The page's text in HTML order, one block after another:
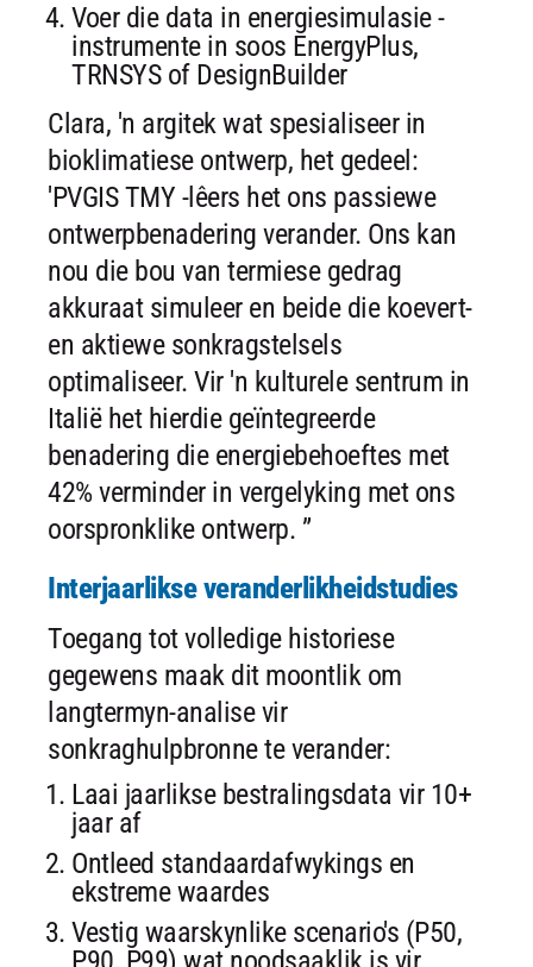
Voer die data in energiesimulasie -
instrumente in soos EnergyPlus,
TRNSYS of DesignBuilder
Clara, 'n argitek wat spesialiseer in
bioklimatiese ontwerp, het gedeel:
'PVGIS TMY -lêers het ons passiewe
ontwerpbenadering verander. Ons kan
nou die bou van termiese gedrag
akkuraat simuleer en beide die koevert-
en aktiewe sonkragstelsels
optimaliseer. Vir 'n kulturele sentrum in
Italië het hierdie geïntegreerde
benadering die energiebehoeftes met
42% verminder in vergelyking met ons
oorspronklike ontwerp. ”
Interjaarlikse veranderlikheidstudies
Toegang tot volledige historiese
gegewens maak dit moontlik om
langtermyn-analise vir
sonkraghulpbronne te verander:
Laai jaarlikse bestralingsdata vir 10+
jaar af
Ontleed standaardafwykings en
ekstreme waardes
Vestig waarskynlike scenario's (P50,